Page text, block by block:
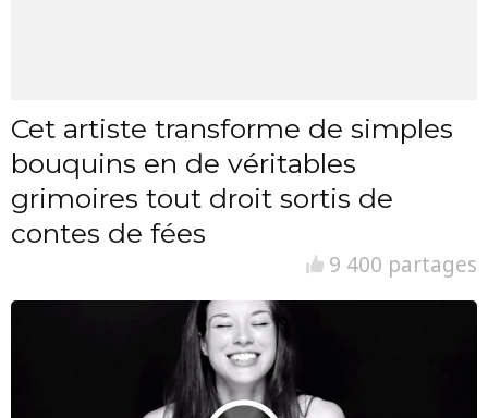
Cet artiste transforme de simples
bouquins en de véritables
grimoires tout droit sortis de
contes de fées
9 400 partages